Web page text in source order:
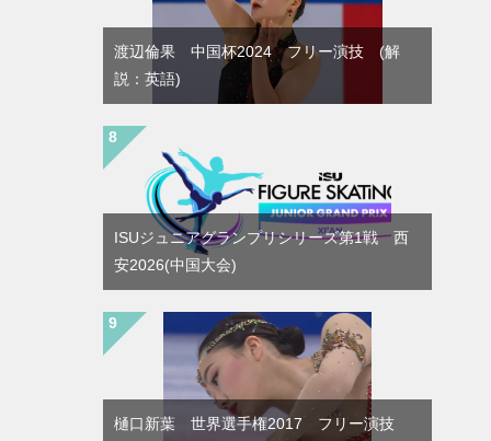
渡辺倫果 中国杯2024 フリー演技 (解
説：英語)
ISUジュニアグランプリシリーズ第1戦 西
安2026(中国大会)
樋口新葉 世界選手権2017 フリー演技